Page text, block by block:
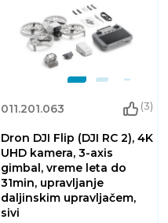
011.201.063 (3)
Dron DJI Flip (DJI RC 2), 4K
UHD kamera, 3-axis
gimbal, vreme leta do
31min, upravljanje
daljinskim upravljačem,
sivi